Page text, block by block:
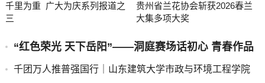
千里为重 广大为庆系列报道之
三
贵州省兰花协会斩获2026春兰
大集多项大奖
“红色荣光 天下岳阳”——洞庭赛场话初心 青春作品
传家国
千团万人推普强国行｜山东建筑大学市政与环境工程学院